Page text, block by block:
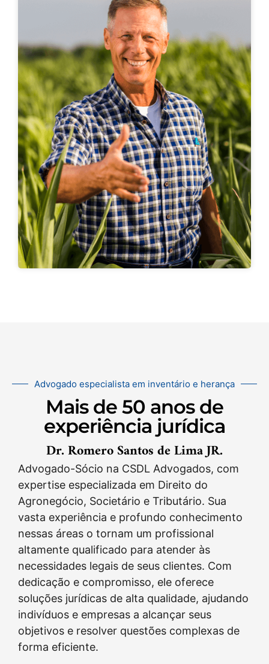
Advogado especialista em inventário e herança
Mais de 50 anos de
experiência jurídica
Dr. Romero Santos de Lima JR.
Advogado-Sócio na CSDL Advogados, com
expertise especializada em Direito do
Agronegócio, Societário e Tributário. Sua
vasta experiência e profundo conhecimento
nessas áreas o tornam um profissional
altamente qualificado para atender às
necessidades legais de seus clientes. Com
dedicação e compromisso, ele oferece
soluções jurídicas de alta qualidade, ajudando
indivíduos e empresas a alcançar seus
objetivos e resolver questões complexas de
forma eficiente.